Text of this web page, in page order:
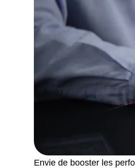
Envie de booster les